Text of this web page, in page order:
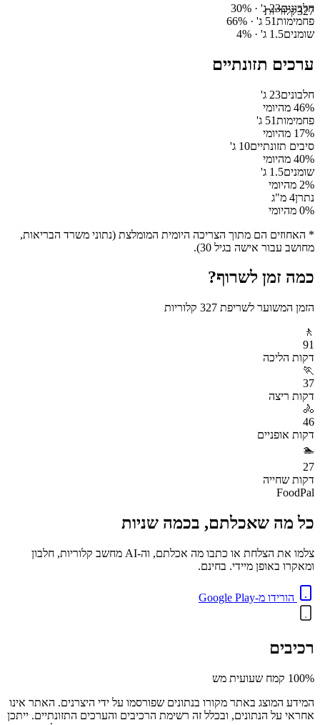
327קלוריותחלבונים23ג' · 30%
פחמימות51 ג' · 66%
שומנים1.5 ג' · 4%
ערכים תזונתיים
חלבונים23 ג'
46% מהיומי
פחמימות51 ג'
17% מהיומי
סיבים תזונתיים10 ג'
40% מהיומי
שומנים1.5 ג'
2% מהיומי
נתרן4 מ"ג
0% מהיומי
* האחוזים הם מתוך הצריכה היומית המומלצת (נתוני משרד הבריאות,
מחושב עבור אישה בגיל 30).
כמה זמן לשרוף?
הזמן המשוער לשריפת 327 קלוריות
🚶
91
דקות הליכה
🏃
37
דקות ריצה
🚴
46
דקות אופניים
🏊
27
דקות שחייה
FoodPal
כל מה שאכלתם, בכמה שניות
צלמו את הצלחת או כתבו מה אכלתם, וה-AI מחשב קלוריות, חלבון
ומאקרו באופן מיידי. בחינם.
הורידו מ-Google Play
רכיבים
100% קמח שעועית מש
המידע המוצג באתר מקורו בנתונים שפורסמו על ידי היצרנים. האתר אינו
אחראי על הנתונים, ובכלל זה רשימת הרכיבים והערכים התזונתיים. ייתכן